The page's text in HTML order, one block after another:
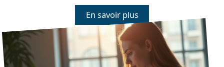
En savoir plus